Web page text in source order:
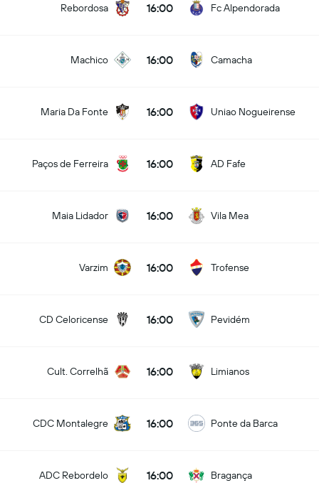
Rebordosa 16:00 Fc Alpendorada
Machico 16:00 Camacha
Maria Da Fonte 16:00 Uniao Nogueirense
Paços de Ferreira 16:00 AD Fafe
Maia Lidador 16:00 Vila Mea
Varzim 16:00 Trofense
CD Celoricense 16:00 Pevidém
Cult. Correlhã 16:00 Limianos
CDC Montalegre 16:00 Ponte da Barca
ADC Rebordelo 16:00 Bragança